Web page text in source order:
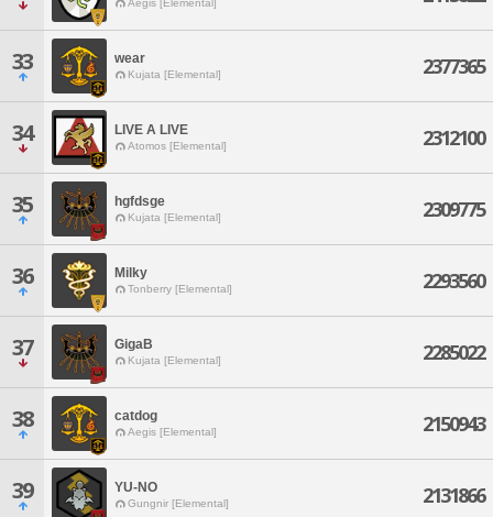
Aegis [Elemental]
33 wear
Kujata [Elemental] 2377365
34 LIVE A LIVE
Atomos [Elemental] 2312100
35 hgfdsge
Kujata [Elemental] 2309775
36 Milky
Tonberry [Elemental] 2293560
37 GigaB
Kujata [Elemental] 2285022
38 catdog
Aegis [Elemental] 2150943
39 YU-NO
Gungnir [Elemental] 2131866